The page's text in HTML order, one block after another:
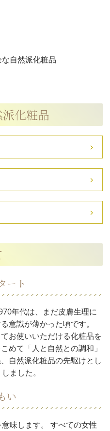
自然派化粧品
化粧品
ート
年代は、まだ皮膚生理に
意識が薄かった頃です。
お使いいただける化粧品を
めて「人と自然との調和」
自然派化粧品の先駆けとし
ました。
い
味します。 すべての女性